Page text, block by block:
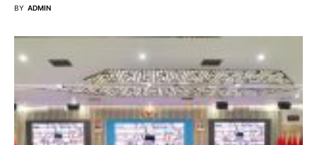
BY ADMIN